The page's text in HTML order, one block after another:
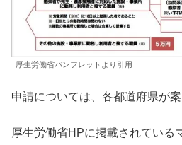
厚生労働省パンフレットより引用
申請については、各都道府県が案
厚生労働省HPに掲載されている